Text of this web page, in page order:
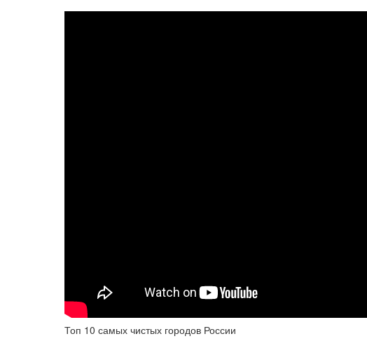
Топ 10 самых чистых городов России